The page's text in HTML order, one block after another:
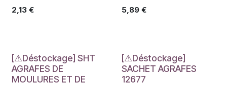
2,13 € 5,89€
Déstockage
[⚠Déstockage] SHT
AGRAFES DE
MOULURES ET DE
Déstockage
[⚠Déstockage]
SACHET AGRAFES
12677